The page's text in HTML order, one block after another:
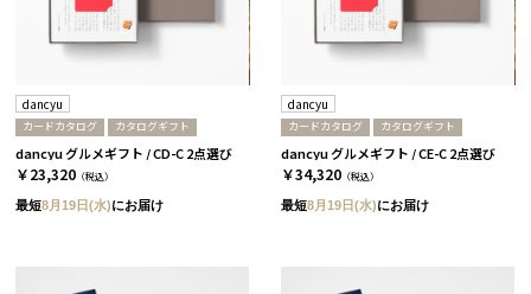
dancyu
カードカタログ カタログギフト
dancyu グルメギフト / CD-C 2点選び
￥23,320 （税込）
最短8月19日(水)にお届け
dancyu
カードカタログ カタログギフト
dancyu グルメギフト / CE-C 2点選び
￥34,320 （税込）
最短8月19日(水)にお届け